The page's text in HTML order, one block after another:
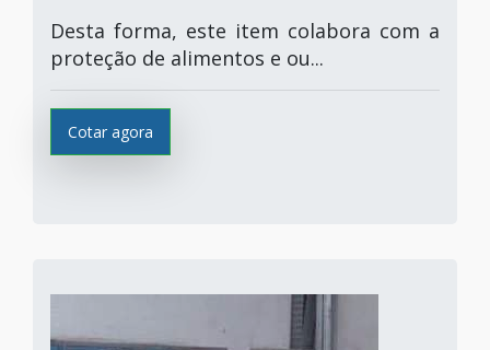
Desta forma, este item colabora com a
proteção de alimentos e ou...
Cotar agora